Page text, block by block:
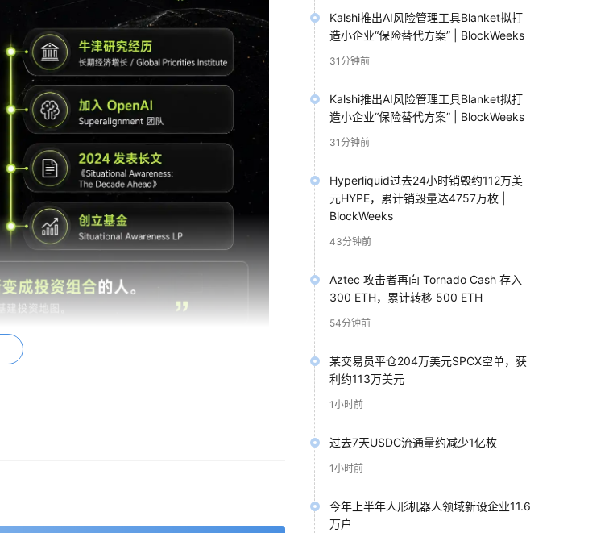
Patrick Collison、John Collison、Nat
Kalshi推出AI风险管理工具Blanket拟打
造小企业“保险替代方案” | BlockWeeks
31分钟前
Kalshi推出AI风险管理工具Blanket拟打
造小企业“保险替代方案” | BlockWeeks
31分钟前
Hyperliquid过去24小时销毁约112万美
元HYPE，累计销毁量达4757万枚 |
BlockWeeks
43分钟前
Aztec 攻击者再向 Tornado Cash 存入
300 ETH，累计转移 500 ETH
54分钟前
某交易员平仓204万美元SPCX空单，获
利约113万美元
1小时前
过去7天USDC流通量约减少1亿枚
1小时前
今年上半年人形机器人领域新设企业11.6
万户